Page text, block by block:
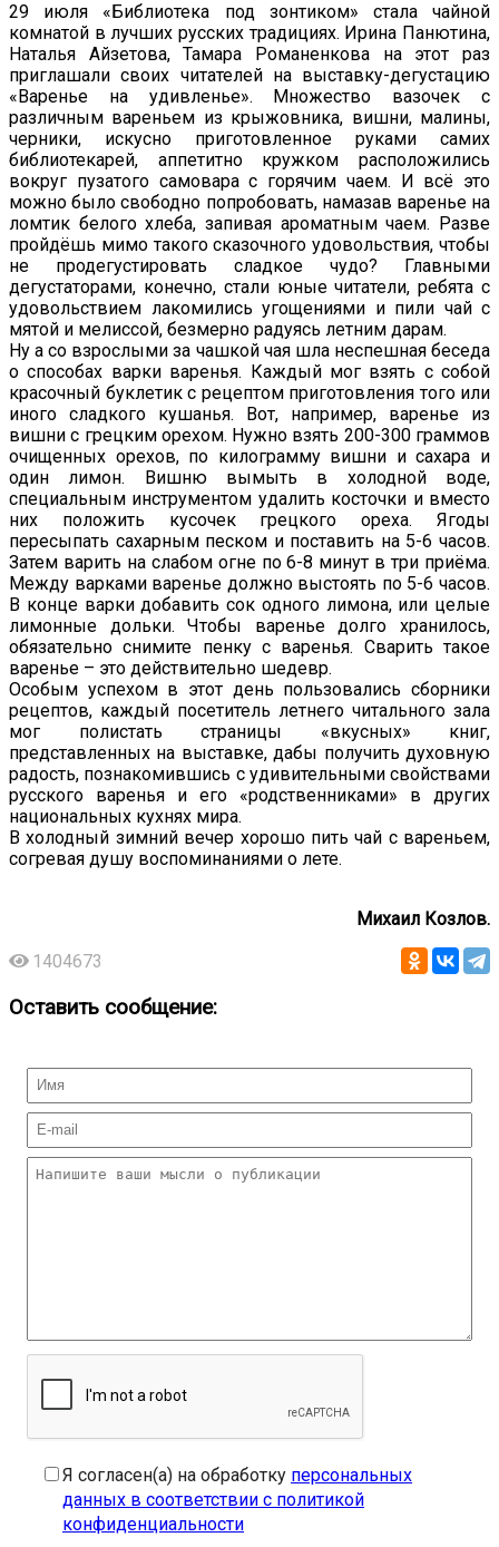
29 июля «Библиотека под зонтиком» стала чайной
комнатой в лучших русских традициях. Ирина Панютина,
Наталья Айзетова, Тамара Романенкова на этот раз
приглашали своих читателей на выставку-дегустацию
«Варенье на удивленье». Множество вазочек с
различным вареньем из крыжовника, вишни, малины,
черники, искусно приготовленное руками самих
библиотекарей, аппетитно кружком расположились
вокруг пузатого самовара с горячим чаем. И всё это
можно было свободно попробовать, намазав варенье на
ломтик белого хлеба, запивая ароматным чаем. Разве
пройдёшь мимо такого сказочного удовольствия, чтобы
не продегустировать сладкое чудо? Главными
дегустаторами, конечно, стали юные читатели, ребята с
удовольствием лакомились угощениями и пили чай с
мятой и мелиссой, безмерно радуясь летним дарам.
Ну а со взрослыми за чашкой чая шла неспешная беседа
о способах варки варенья. Каждый мог взять с собой
красочный буклетик с рецептом приготовления того или
иного сладкого кушанья. Вот, например, варенье из
вишни с грецким орехом. Нужно взять 200-300 граммов
очищенных орехов, по килограмму вишни и сахара и
один лимон. Вишню вымыть в холодной воде,
специальным инструментом удалить косточки и вместо
них положить кусочек грецкого ореха. Ягоды
пересыпать сахарным песком и поставить на 5-6 часов.
Затем варить на слабом огне по 6-8 минут в три приёма.
Между варками варенье должно выстоять по 5-6 часов.
В конце варки добавить сок одного лимона, или целые
лимонные дольки. Чтобы варенье долго хранилось,
обязательно снимите пенку с варенья. Сварить такое
варенье – это действительно шедевр.
Особым успехом в этот день пользовались сборники
рецептов, каждый посетитель летнего читального зала
мог полистать страницы «вкусных» книг,
представленных на выставке, дабы получить духовную
радость, познакомившись с удивительными свойствами
русского варенья и его «родственниками» в других
национальных кухнях мира.
В холодный зимний вечер хорошо пить чай с вареньем,
согревая душу воспоминаниями о лете.
Михаил Козлов.
1404673
Оставить сообщение:
Я согласен(а) на обработку персональных
данных в соответствии с политикой
конфиденциальности